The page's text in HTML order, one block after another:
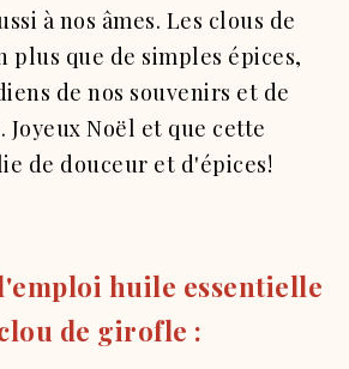
à nos âmes. Les clous de
plus que de simples épices,
de nos souvenirs et de
Noël et que cette
de douceur et d'épices!
huile essentielle
de girofle :